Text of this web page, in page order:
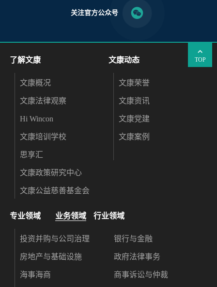
关注官方公众号
TOP
了解文康
文康概况
文康法律观察
Hi Wincon
文康培训学校
思享汇
文康政策研究中心
文康公益慈善基金会
专业领域 业务领域 行业领域
投资并购与公司治理 银行与金融
房地产与基础设施 政府法律事务
海事海商 商事诉讼与仲裁
文康动态
文康荣誉
文康资讯
文康党建
文康案例